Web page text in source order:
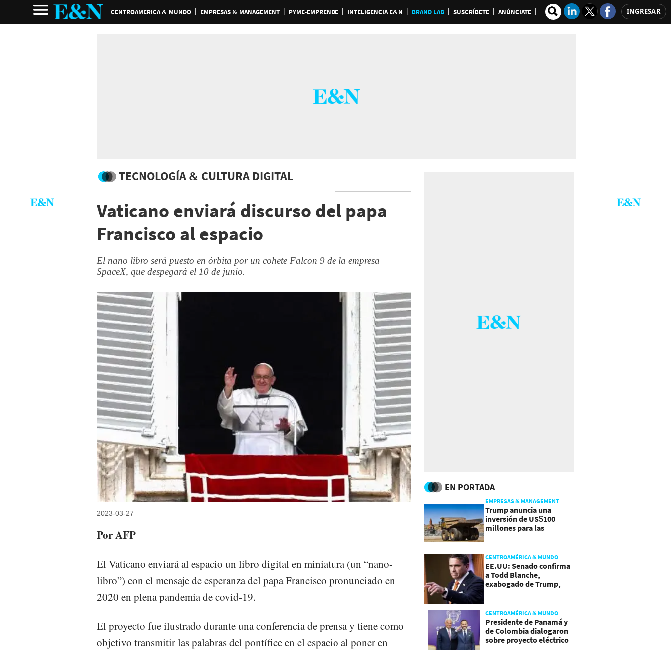
CENTROAMERICA & MUNDO EMPRESAS & MANAGEMENT PYME-EMPRENDE INTELIGENCIA E&N BRAND LAB SUSCRÍBETE ANÚNCIATE INGRESAR
TECNOLOGÍA & CULTURA DIGITAL
Vaticano enviará discurso del papa
Francisco al espacio
El nano libro será puesto en órbita por un cohete Falcon 9 de la empresa
SpaceX, que despegará el 10 de junio.
2023-03-27
Por AFP
El Vaticano enviará al espacio un libro digital en miniatura (un “nano-
libro”) con el mensaje de esperanza del papa Francisco pronunciado en
2020 en plena pandemia de covid-19.
El proyecto fue ilustrado durante una conferencia de prensa y tiene como
objetivo transmitir las palabras del pontífice en el espacio al poner en
EN PORTADA
EMPRESAS & MANAGEMENT
Trump anuncia una
inversión de US$100
millones para las
CENTROAMÉRICA & MUNDO
EE.UU: Senado confirma
a Todd Blanche,
exabogado de Trump,
CENTROAMÉRICA & MUNDO
Presidente de Panamá y
de Colombia dialogaron
sobre proyecto eléctrico